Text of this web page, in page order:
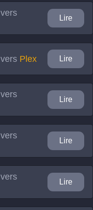
vers
Lire
vers Plex Lire
vers
Lire
vers
Lire
vers
Lire